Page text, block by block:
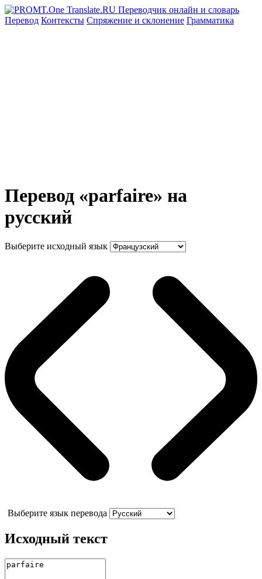
Перевод Контексты Спряжение и склонение Грамматика
Перевод «parfaire» на
русский
Выберите исходный язык
Выберите язык перевода
Исходный текст